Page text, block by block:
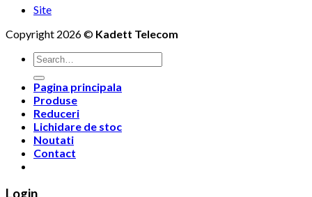
Site
Copyright 2026 © Kadett Telecom
Search
for:
Pagina principala
Produse
Reduceri
Lichidare de stoc
Noutati
Contact
Login